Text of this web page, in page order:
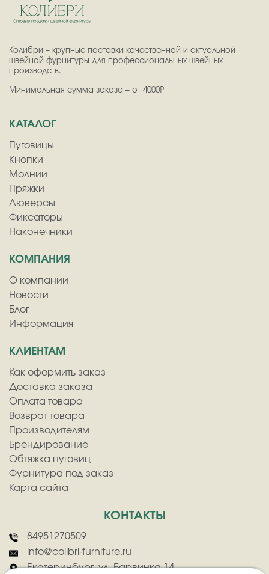
Колибри – крупные поставки качественной и актуальной
швейной фурнитуры для профессиональных швейных
производств.
Минимальная сумма заказа – от 4000₽
КАТАЛОГ
Пуговицы
Кнопки
Молнии
Пряжки
Люверсы
Фиксаторы
Наконечники
КОМПАНИЯ
О компании
Новости
Блог
Информация
КЛИЕНТАМ
Как оформить заказ
Доставка заказа
Оплата товара
Возврат товара
Производителям
Брендирование
Обтяжка пуговиц
Фурнитура под заказ
Карта сайта
КОНТАКТЫ
84951270509
info@colibri-furniture.ru
Екатеринбург, ул. Барвинка 14